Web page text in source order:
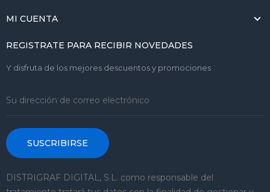
MI CUENTA
REGISTRATE PARA RECIBIR NOVEDADES
Y disfruta de los mejores descuentos y promociones
SUSCRIBIRSE
DISTRIGRAF DIGITAL, S.L. como responsable del